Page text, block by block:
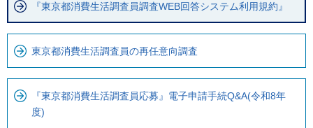
『東京都消費生活調査員調査WEB回答システム利用規約』
東京都消費生活調査員の再任意向調査
『東京都消費生活調査員応募』電子申請手続Q&A(令和8年
度)